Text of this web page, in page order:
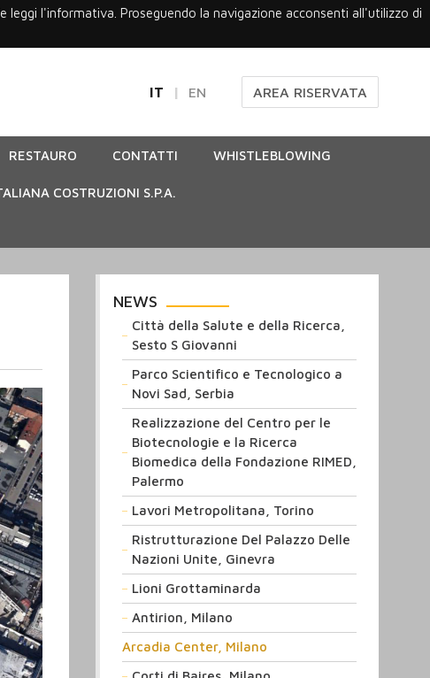
l'informativa. Proseguendo la navigazione acconsenti all'utilizzo di
IT EN AREA RISERVATA
RESTAURO CONTATTI WHISTLEBLOWING
COSTRUZIONI S.P.A.
NEWS
Città della Salute e della Ricerca,
Sesto S Giovanni
Parco Scientifico e Tecnologico a
Novi Sad, Serbia
Realizzazione del Centro per le
Biotecnologie e la Ricerca
Biomedica della Fondazione RIMED,
Palermo
Lavori Metropolitana, Torino
Ristrutturazione Del Palazzo Delle
Nazioni Unite, Ginevra
Lioni Grottaminarda
Antirion, Milano
Arcadia Center, Milano